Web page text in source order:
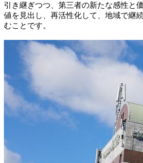
引き継ぎつつ、第三者の新たな感性と
値を見出し、再活性化して、地域で継
むことです。